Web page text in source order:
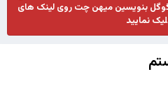
بنویسین میهن چت روی لینک های
نمایید